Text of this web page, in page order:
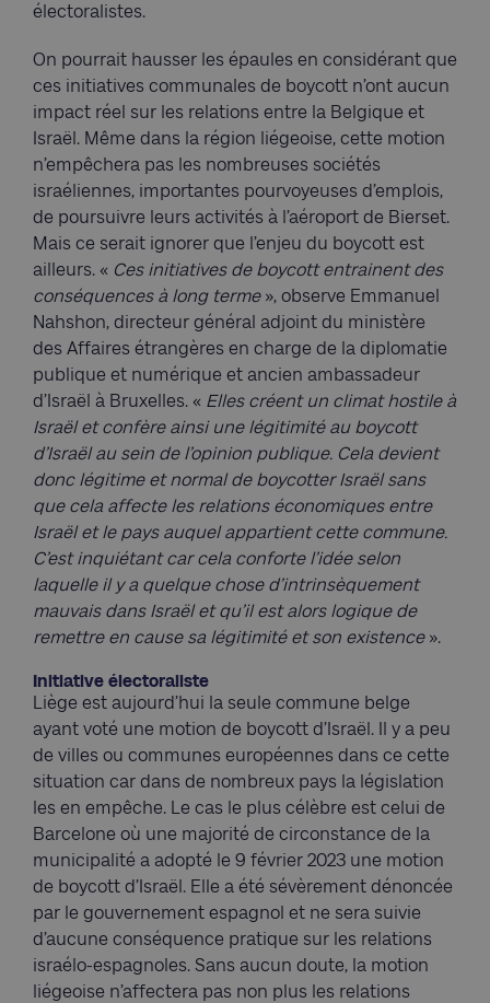
électoralistes.
On pourrait hausser les épaules en considérant que
ces initiatives communales de boycott n’ont aucun
impact réel sur les relations entre la Belgique et
Israël. Même dans la région liégeoise, cette motion
n’empêchera pas les nombreuses sociétés
israéliennes, importantes pourvoyeuses d’emplois,
de poursuivre leurs activités à l’aéroport de Bierset.
Mais ce serait ignorer que l’enjeu du boycott est
ailleurs. « Ces initiatives de boycott entrainent des
conséquences à long terme», observe Emmanuel
Nahshon, directeur général adjoint du ministère
des Affaires étrangères en charge de la diplomatie
publique et numérique et ancien ambassadeur
d’Israël à Bruxelles. « Elles créent un climat hostile à
Israël et confère ainsi une légitimité au boycott
d’Israël au sein de l’opinion publique. Cela devient
donc légitime et normal de boycotter Israël sans
que cela affecte les relations économiques entre
Israël et le pays auquel appartient cette commune.
C’est inquiétant car cela conforte l’idée selon
laquelle il y a quelque chose d’intrinsèquement
mauvais dans Israël et qu’il est alors logique de
remettre en cause sa légitimité et son existence».
Initiative électoraliste
Liège est aujourd’hui la seule commune belge
ayant voté une motion de boycott d’Israël. Il y a peu
de villes ou communes européennes dans ce cette
situation car dans de nombreux pays la législation
les en empêche. Le cas le plus célèbre est celui de
Barcelone où une majorité de circonstance de la
municipalité a adopté le 9 février 2023 une motion
de boycott d’Israël. Elle a été sévèrement dénoncée
par le gouvernement espagnol et ne sera suivie
d’aucune conséquence pratique sur les relations
israélo-espagnoles. Sans aucun doute, la motion
liégeoise n’affectera pas non plus les relations